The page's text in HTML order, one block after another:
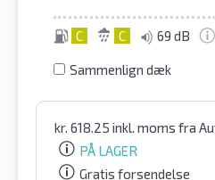
C C 69 dB
Sammenlign dæk
kr. 618.25 inkl. moms fra
PÅ LAGER
Gratis forsendelse